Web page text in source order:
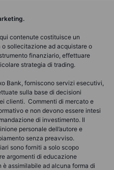
contenute costituisce un
sollecitazione ad acquistare o
finanziario, effettuare
strategia di trading.
Bank, forniscono servizi esecutivi,
sulla base di decisioni
clienti. Commenti di mercato e
e non devono essere intesi
di investimento. Il
personale dell’autore e
senza preavviso.
sono forniti a solo scopo
argomenti di educazione
assimilabile ad alcuna forma di